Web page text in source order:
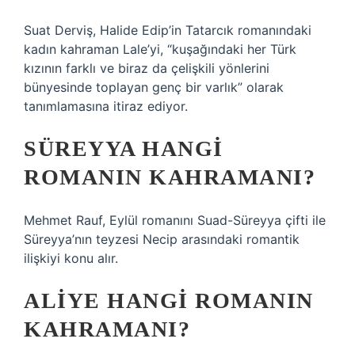
Suat Derviş, Halide Edip’in Tatarcık romanındaki
kadın kahraman Lale’yi, “kuşağındaki her Türk
kızının farklı ve biraz da çelişkili yönlerini
bünyesinde toplayan genç bir varlık” olarak
tanımlamasına itiraz ediyor.
SÜREYYA HANGI
ROMANIN KAHRAMANI?
Mehmet Rauf, Eylül romanını Suad-Süreyya çifti ile
Süreyya’nın teyzesi Necip arasındaki romantik
ilişkiyi konu alır.
ALIYE HANGI ROMANIN
KAHRAMANI?